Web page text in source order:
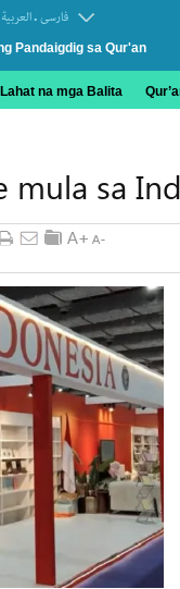
العربیة.فارسی
Pandaigdig sa Qur'an
Lahat na mga Balita
mula sa